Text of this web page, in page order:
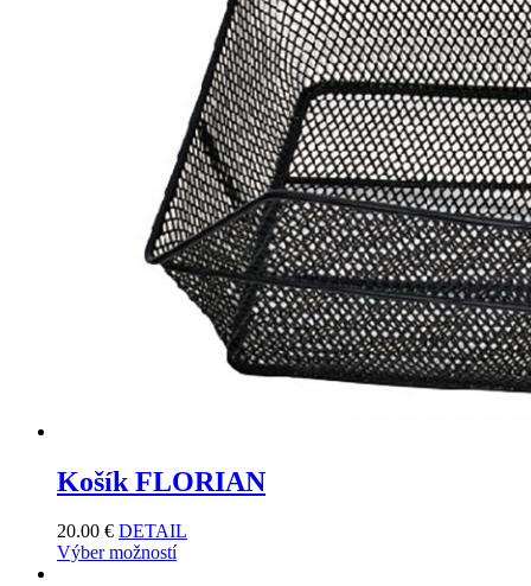
Košík FLORIAN
20.00 € DETAIL
Výber možností